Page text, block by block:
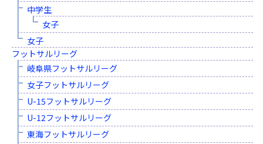
中学生
女子
女子
フットサルリーグ
岐阜県フットサルリーグ
女子フットサルリーグ
U-15フットサルリーグ
U-12フットサルリーグ
東海フットサルリーグ